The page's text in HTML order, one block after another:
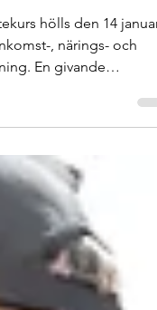
på
, närings- och
En givande
med många